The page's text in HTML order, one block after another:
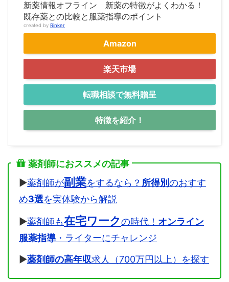
新薬情報オフライン 新薬の特徴がよくわかる！
既存薬との比較と服薬指導のポイント
created by Rinker
Amazon
楽天市場
転職相談で無料贈呈
特徴を紹介！
薬剤師におススメの記事
▶薬剤師が副業をするなら？ 所得別のおすす
め3選を実体験から解説
▶薬剤師も在宅ワークの時代！ オンライン
服薬指導 ・ライターにチャレンジ
▶薬剤師の高年収求人（700万円以上）を探す